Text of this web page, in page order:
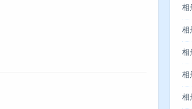
相
相
相
相
相